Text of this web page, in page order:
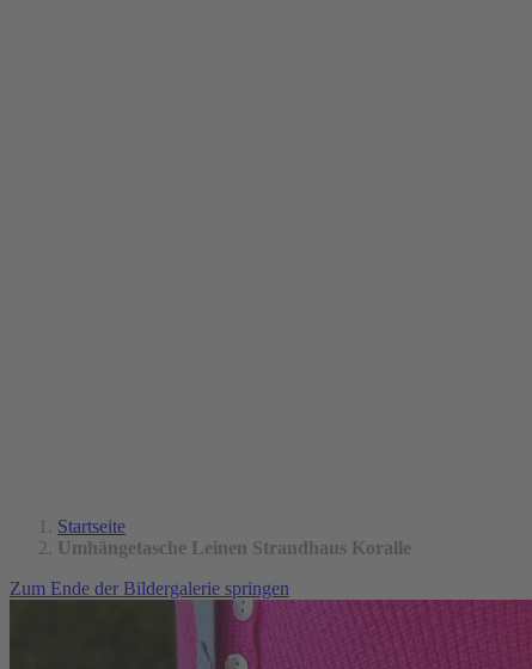
Startseite
Umhängetasche Leinen Strandhaus Koralle
Zum Ende der Bildergalerie springen